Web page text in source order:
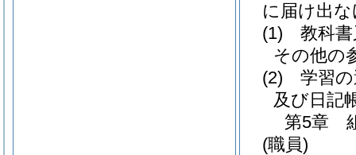
に届け出
(1)
教科
その他の
(2)
学習
及び日記
第5章
(職員)